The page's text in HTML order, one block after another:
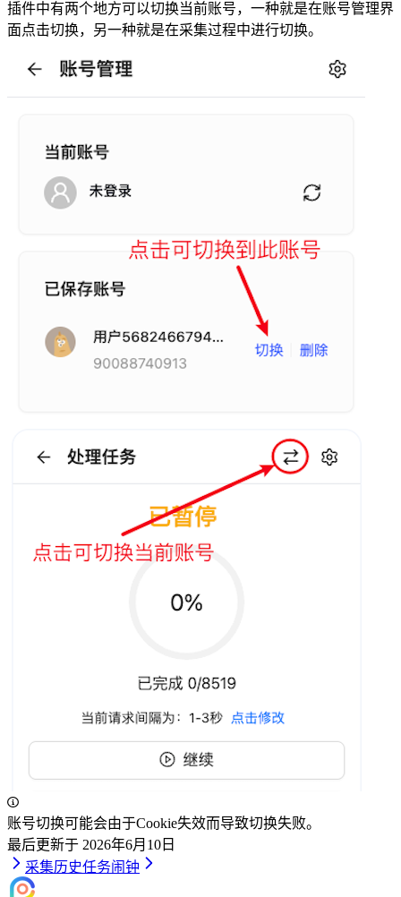
插件中有两个地方可以切换当前账号，一种就是在账号管理界
面点击切换，另一种就是在采集过程中进行切换。
账号切换可能会由于Cookie失效而导致切换失败。
最后更新于 2026年6月10日
采集历史任务闹钟